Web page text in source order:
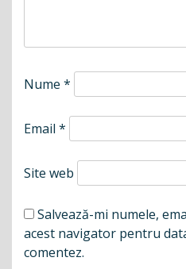
Nume *
Email *
Site web
Salvează-mi numele,
acest navigator pentru
comentez.